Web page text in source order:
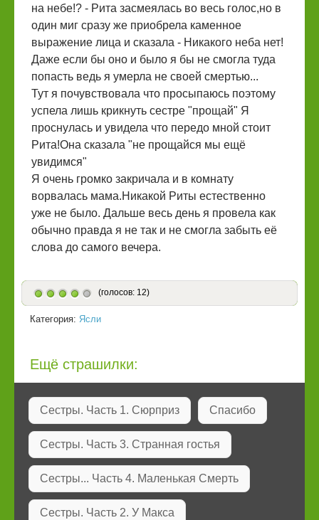
на небе!? - Рита засмеялась во весь голос,но в
один миг сразу же приобрела каменное
выражение лица и сказала - Никакого неба нет!
Даже если бы оно и было я бы не смогла туда
попасть ведь я умерла не своей смертью...
Тут я почувствовала что просыпаюсь поэтому
успела лишь крикнуть сестре "прощай" Я
проснулась и увидела что передо мной стоит
Рита!Она сказала "не прощайся мы ещё
увидимся"
Я очень громко закричала и в комнату
ворвалась мама.Никакой Риты естественно
уже не было. Дальше весь день я провела как
обычно правда я не так и не смогла забыть её
слова до самого вечера.
(голосов: 12)
Категория: Ясли
Ещё страшилки:
Сестры. Часть 1. Сюрприз Спасибо
Сестры. Часть 3. Странная гостья
Сестры... Часть 4. Маленькая Смерть
Сестры. Часть 2. У Макса